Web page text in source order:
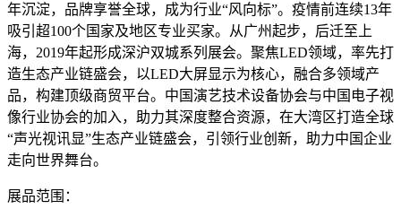
年沉淀，品牌享誉全球，成为行业“风向标”。疫情前连续13年
吸引超100个国家及地区专业买家。从广州起步，后迁至上
海，2019年起形成深沪双城系列展会。聚焦LED领域，率先打
造生态产业链盛会，以LED大屏显示为核心，融合多领域产
品，构建顶级商贸平台。中国演艺技术设备协会与中国电子视
像行业协会的加入，助力其深度整合资源，在大湾区打造全球
“声光视讯显”生态产业链盛会，引领行业创新，助力中国企业
走向世界舞台。
展品范围：